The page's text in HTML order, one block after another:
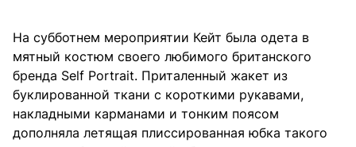
На субботнем мероприятии Кейт была одета в
мятный костюм своего любимого британского
бренда Self Portrait. Приталенный жакет из
буклированной ткани с короткими рукавами,
накладными карманами и тонким поясом
дополняла летящая плиссированная юбка такого